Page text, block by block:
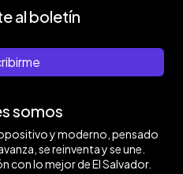
al boletín
somos
y moderno, pensado
se reinventa y se une.
con lo mejor de El Salvador.